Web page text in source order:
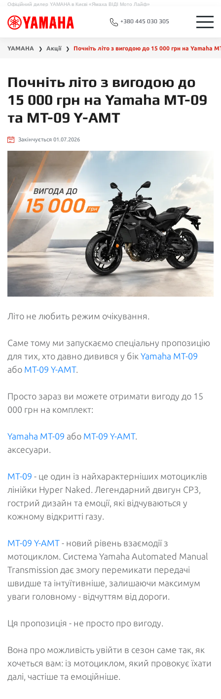
Офіційний дилер YAMAHA в Києві «Ямаха ВІДІ Мото Лайф»
+380 445 030 305
YAMAHA ❯ Акції ❯ Почніть літо з вигодою до 15 000 грн на Yamaha
Почніть літо з вигодою до
15 000 грн на Yamaha MT-09
та MT-09 Y-AMT
Закінчується 01.07.2026
Літо не любить режим очікування.
Саме тому ми запускаємо спеціальну пропозицію
для тих, хто давно дивився у бік Yamaha MT-09
або MT-09 Y-AMT.
Просто зараз ви можете отримати вигоду до 15
000 грн на комплект:
Yamaha MT-09 або MT-09 Y-AMT.
аксесуари.
MT-09 - це один із найхарактерніших мотоциклів
лінійки Hyper Naked. Легендарний двигун CP3,
гострий дизайн та емоції, які відчуваються у
кожному відкритті газу.
MT-09 Y-AMT - новий рівень взаємодії з
мотоциклом. Система Yamaha Automated Manual
Transmission дає змогу перемикати передачі
швидше та інтуїтивніше, залишаючи максимум
уваги головному - відчуттям від дороги.
Ця пропозиція - не просто про вигоду.
Вона про можливість увійти в сезон саме так, як
хочеться вам: із мотоциклом, який провокує їхати
далі, частіше та емоційніше.